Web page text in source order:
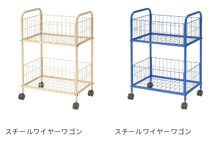
スチールワイヤーワゴン スチールワイヤーワゴン